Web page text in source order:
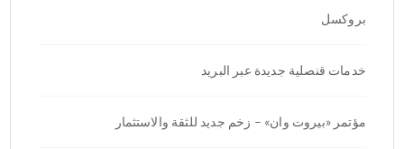
بروكسل
خدمات قنصلية جديدة عبر البريد
مؤتمر «بيروت وان» – زخم جديد للثقة والاستثمار